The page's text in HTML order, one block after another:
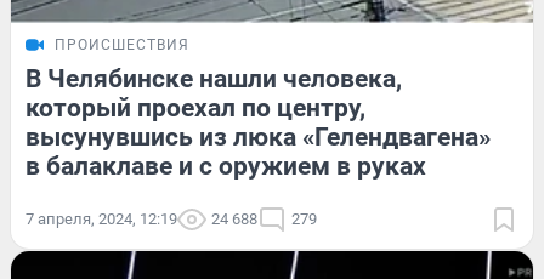
ПРОИСШЕСТВИЯ
В Челябинске нашли человека,
который проехал по центру,
высунувшись из люка «Гелендвагена»
в балаклаве и с оружием в руках
7 апреля, 2024, 12:19 24 688 279